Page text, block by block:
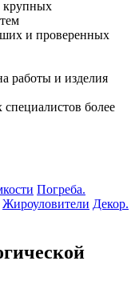
и проверенных
работы и изделия
более
Погреба.
Жироуловители Декор.